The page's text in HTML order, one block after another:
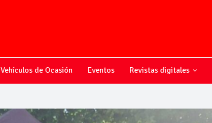
Vehículos de Ocasión Eventos Revistas digitales